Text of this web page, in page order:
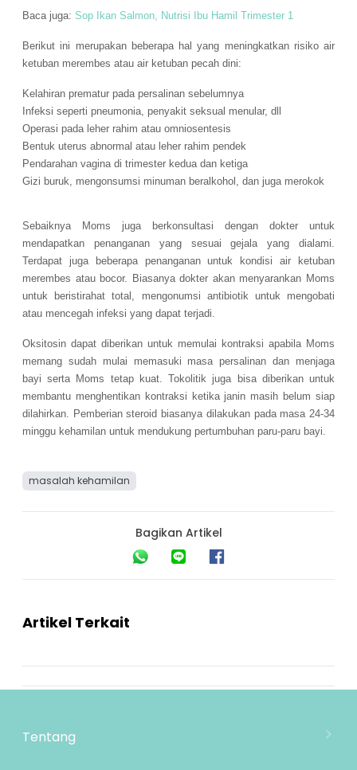
Baca juga: Sop Ikan Salmon, Nutrisi Ibu Hamil Trimester 1
Berikut ini merupakan beberapa hal yang meningkatkan risiko air
ketuban merembes atau air ketuban pecah dini:
Kelahiran prematur pada persalinan sebelumnya
Infeksi seperti pneumonia, penyakit seksual menular, dll
Operasi pada leher rahim atau omniosentesis
Bentuk uterus abnormal atau leher rahim pendek
Pendarahan vagina di trimester kedua dan ketiga
Gizi buruk, mengonsumsi minuman beralkohol, dan juga merokok
Sebaiknya Moms juga berkonsultasi dengan dokter untuk
mendapatkan penanganan yang sesuai gejala yang dialami.
Terdapat juga beberapa penanganan untuk kondisi air ketuban
merembes atau bocor. Biasanya dokter akan menyarankan Moms
untuk beristirahat total, mengonumsi antibiotik untuk mengobati
atau mencegah infeksi yang dapat terjadi.
Oksitosin dapat diberikan untuk memulai kontraksi apabila Moms
memang sudah mulai memasuki masa persalinan dan menjaga
bayi serta Moms tetap kuat. Tokolitik juga bisa diberikan untuk
membantu menghentikan kontraksi ketika janin masih belum siap
dilahirkan. Pemberian steroid biasanya dilakukan pada masa 24-34
minggu kehamilan untuk mendukung pertumbuhan paru-paru bayi.
masalah kehamilan
Bagikan Artikel
Artikel Terkait
Tentang